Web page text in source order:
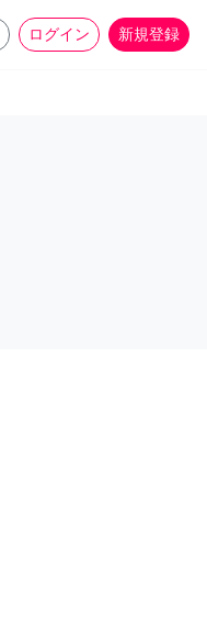
ログイン 新規登録